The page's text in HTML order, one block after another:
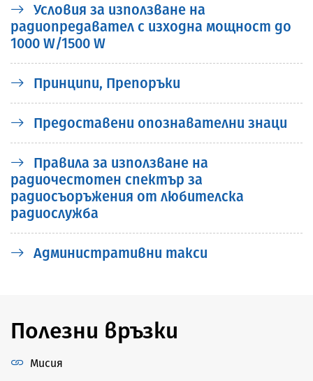
Условия за използване на
радиопредавател с изходна мощност до
1000 W/1500 W
Принципи, Препоръки
Предоставени опознавателни знаци
Правила за използване на
радиочестотен спектър за
радиосъоръжения от любителска
радиослужба
Административни такси
Полезни връзки
Мисия